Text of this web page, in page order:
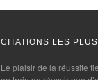
CITATIONS LES
Le plaisir de la réussite